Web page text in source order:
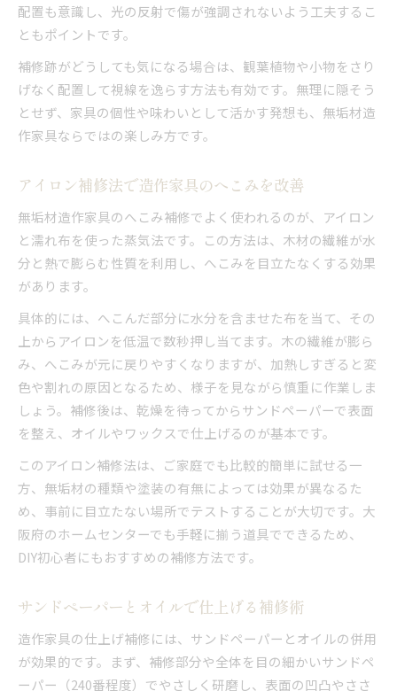
配置も意識し、光の反射で傷が強調されないよう工夫するこ
ともポイントです。
補修跡がどうしても気になる場合は、観葉植物や小物をさり
げなく配置して視線を逸らす方法も有効です。無理に隠そう
とせず、家具の個性や味わいとして活かす発想も、無垢材造
作家具ならではの楽しみ方です。
アイロン補修法で造作家具のへこみを改善
無垢材造作家具のへこみ補修でよく使われるのが、アイロン
と濡れ布を使った蒸気法です。この方法は、木材の繊維が水
分と熱で膨らむ性質を利用し、へこみを目立たなくする効果
があります。
具体的には、へこんだ部分に水分を含ませた布を当て、その
上からアイロンを低温で数秒押し当てます。木の繊維が膨ら
み、へこみが元に戻りやすくなりますが、加熱しすぎると変
色や割れの原因となるため、様子を見ながら慎重に作業しま
しょう。補修後は、乾燥を待ってからサンドペーパーで表面
を整え、オイルやワックスで仕上げるのが基本です。
このアイロン補修法は、ご家庭でも比較的簡単に試せる一
方、無垢材の種類や塗装の有無によっては効果が異なるた
め、事前に目立たない場所でテストすることが大切です。大
阪府のホームセンターでも手軽に揃う道具でできるため、
DIY初心者にもおすすめの補修方法です。
サンドペーパーとオイルで仕上げる補修術
造作家具の仕上げ補修には、サンドペーパーとオイルの併用
が効果的です。まず、補修部分や全体を目の細かいサンドペ
ーパー（240番程度）でやさしく研磨し、表面の凹凸やささ